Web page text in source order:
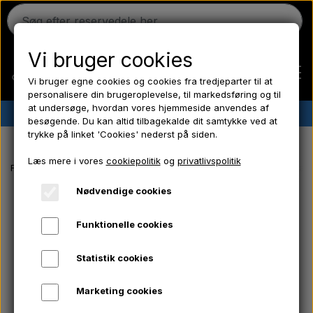
Ferguson
Massey Ferguson
✔︎ Dansk lager✔︎ Hurtig levering ✔︎ Lave priser
Forside Massey Ferguson reservedele Brændstofhane -
Vi bruger cookies
Vi bruger egne cookies og cookies fra tredjeparter til at
personalisere din brugeroplevelse, til markedsføring og til
at undersøge, hvordan vores hjemmeside anvendes af
besøgende. Du kan altid tilbagekalde dit samtykke ved at
trykke på linket 'Cookies' nederst på siden.
Læs mere i vores cookiepolitikog privatlivspolitik
Nødvendige cookies
Funktionelle cookies
Statistik cookies
Marketing cookies